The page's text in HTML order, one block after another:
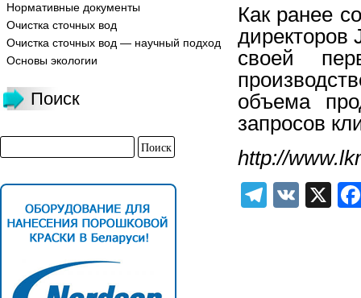
Нормативные документы
Очистка сточных вод
Очистка сточных вод — научный подход
Основы экологии
Поиск
Как ранее
директоров
своей
объема
запросов
http://
VK X